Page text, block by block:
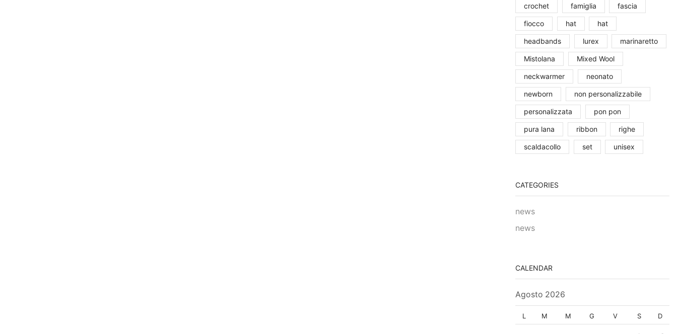
crochet famiglia fascia
fiocco hat hat
headbands lurex marinaretto
Mistolana Mixed Wool
neckwarmer neonato
newborn non personalizzabile
personalizzata pon pon
pura lana ribbon righe
scaldacollo set unisex
CATEGORIES
news
news
CALENDAR
Agosto 2026
L M M G V S D